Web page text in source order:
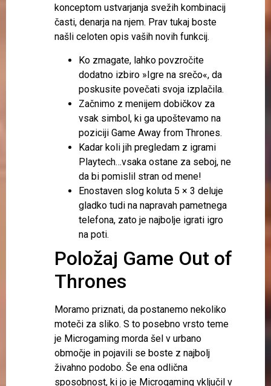
konceptom ustvarjanja svežih kombinacij
časti, denarja na njem. Prav tukaj boste
našli celoten opis vaših novih funkcij.
Ko zmagate, lahko povzročite
dodatno izbiro »Igre na srečo«, da
poskusite povečati svoja izplačila.
Začnimo z menijem dobičkov za
vsak simbol, ki ga upoštevamo na
poziciji Game Away from Thrones.
Kadar koli jih pregledam z igrami
Playtech…vsaka ostane za seboj, ne
da bi pomislil stran od mene!
Enostaven slog koluta 5 × 3 deluje
gladko tudi na napravah pametnega
telefona, zato je najbolje igrati igro
na poti.
Položaj Game Out of
Thrones
Moramo priznati, da postanemo nekoliko
moteči za sliko. S to posebno vrsto teme
je Microgaming morda šel v urbano
območje in pojavili se boste z najbolj
živahno podobo. Še ena odlična
sposobnost, ki jo je Microgaming vključil v